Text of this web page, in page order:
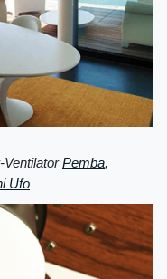
VentilatorPemba,
Ufo